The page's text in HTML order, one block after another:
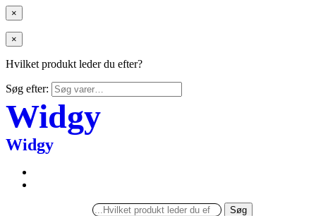
×
×
Hvilket produkt leder du efter?
Søg efter:
Widgy
Widgy
Søg